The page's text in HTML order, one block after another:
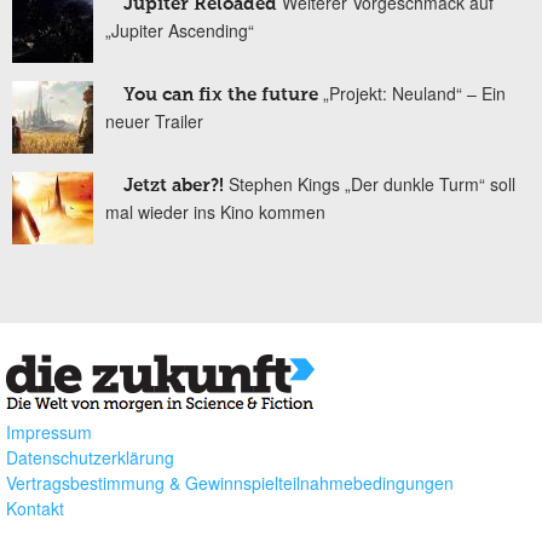
Jupiter Reloaded
„Jupiter Ascending“
You can fix the future „Projekt: Neuland“ – Ein
neuer Trailer
Jetzt aber?! Stephen Kings „Der dunkle Turm“ soll
mal wieder ins Kino kommen
Impressum
Datenschutzerklärung
Vertragsbestimmung & Gewinnspielteilnahmebedingungen
Kontakt